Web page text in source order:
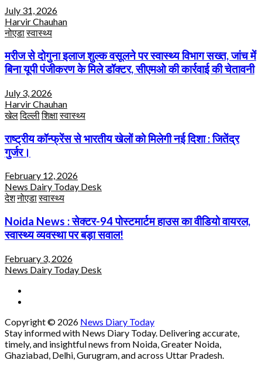
July 31, 2026
Harvir Chauhan
नोएडास्वास्थ्य
मरीज से दोगुना इलाज शुल्क वसूलने पर स्वास्थ्य विभाग सख्त, जांच में
बिना यूपी पंजीकरण के मिले डॉक्टर, सीएमओ की कार्रवाई की चेतावनी
July 3, 2026
Harvir Chauhan
खेलदिल्लीशिक्षास्वास्थ्य
राष्ट्रीय कॉन्फ्रेंस से भारतीय खेलों को मिलेगी नई दिशा : जितेंद्र
गुर्जर।
February 12, 2026
News Dairy Today Desk
देशनोएडास्वास्थ्य
Noida News : सेक्टर-94 पोस्टमार्टम हाउस का वीडियो वायरल,
स्वास्थ्य व्यवस्था पर बड़ा सवाल!
February 3, 2026
News Dairy Today Desk
Copyright © 2026 News Diary Today
Stay informed with News Diary Today. Delivering accurate,
timely, and insightful news from Noida, Greater Noida,
Ghaziabad, Delhi, Gurugram, and across Uttar Pradesh.